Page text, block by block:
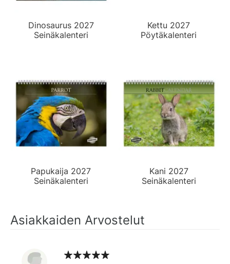
Dinosaurus 2027
Seinäkalenteri
Kettu 2027
Pöytäkalenteri
Papukaija 2027
Seinäkalenteri
Kani 2027
Seinäkalenteri
Asiakkaiden Arvostelut